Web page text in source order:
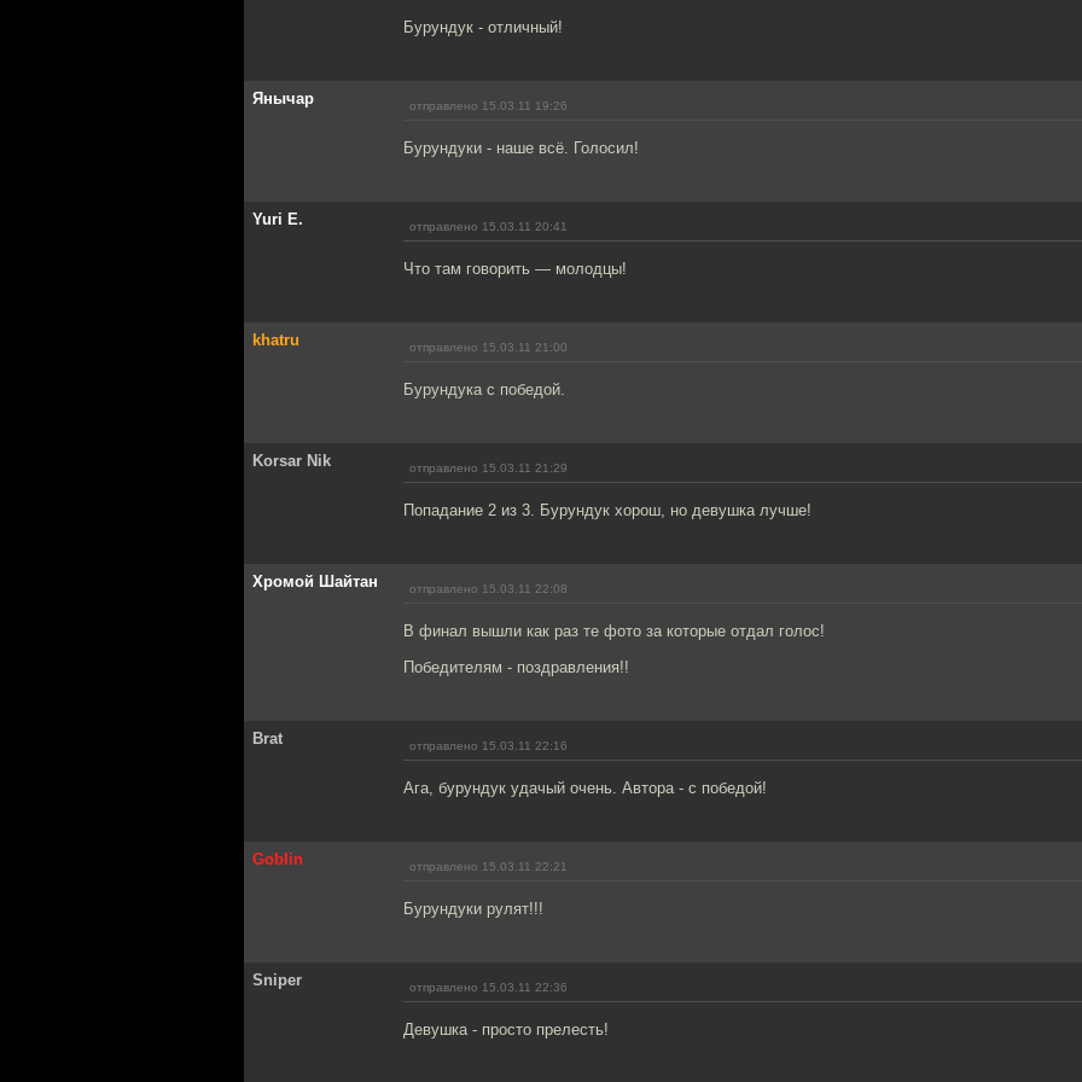
Бурундук - отличный!
Янычар отправлено 15.03.11 19:26
Бурундуки - наше всё. Голосил!
Yuri E. отправлено 15.03.11 20:41
Что там говорить — молодцы!
khatru отправлено 15.03.11 21:00
Бурундука с победой.
Korsar Nik отправлено 15.03.11 21:29
Попадание 2 из 3. Бурундук хорош, но девушка лучше!
Хромой Шайтан отправлено 15.03.11 22:08
В финал вышли как раз те фото за которые отдал голос!
Победителям - поздравления!!
Brat отправлено 15.03.11 22:16
Ага, бурундук удачый очень. Автора - с победой!
Goblin отправлено 15.03.11 22:21
Бурундуки рулят!!!
Sniper отправлено 15.03.11 22:36
Девушка - просто прелесть!